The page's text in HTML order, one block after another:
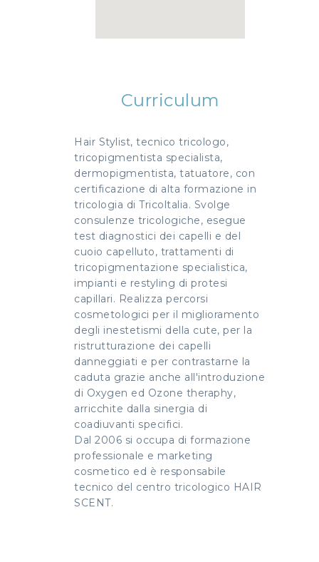
Curriculum
Hair Stylist, tecnico tricologo,
tricopigmentista specialista,
dermopigmentista, tatuatore, con
certificazione di alta formazione in
tricologia di Tricoltalia. Svolge
consulenze tricologiche, esegue
test diagnostici dei capelli e del
cuoio capelluto, trattamenti di
tricopigmentazione specialistica,
impianti e restyling di protesi
capillari. Realizza percorsi
cosmetologici per il miglioramento
degli inestetismi della cute, per la
ristrutturazione dei capelli
danneggiati e per contrastarne la
caduta grazie anche all'introduzione
di Oxygen ed Ozone theraphy,
arricchite dalla sinergia di
coadiuvanti specifici.
Dal 2006 si occupa di formazione
professionale e marketing
cosmetico ed è responsabile
tecnico del centro tricologico HAIR
SCENT.